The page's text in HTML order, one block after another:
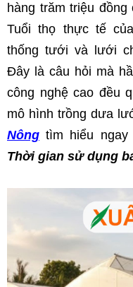
hàng trăm triệu
Tuổi thọ thực tế
thống tưới và lưới
Đây là câu hỏi mà
công nghệ cao đều
mô hình trồng dưa
Nông tìm hiểu ngay
Thời gian sử dụng